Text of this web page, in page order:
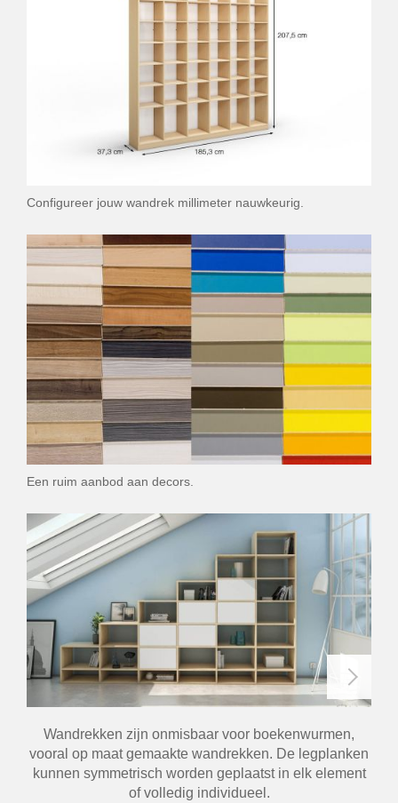
Configureer jouw wandrek millimeter nauwkeurig.
Een ruim aanbod aan decors.
Wandrekken zijn onmisbaar voor boekenwurmen,
vooral op maat gemaakte wandrekken. De legplanken
kunnen symmetrisch worden geplaatst in elk element
of volledig individueel.